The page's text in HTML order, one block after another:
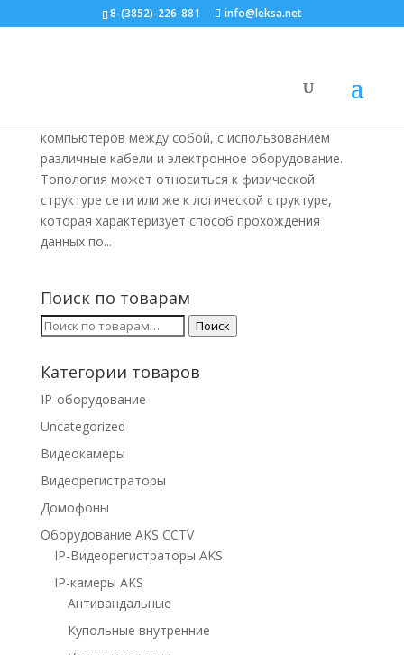
8-(3852)-226-881 info@leksa.net
компьютеров между собой, с использованием
различные кабели и электронное оборудование.
Топология может относиться к физической
структуре сети или же к логической структуре,
которая характеризует способ прохождения
данных по...
Поиск по товарам
Искать: Поиск
Категории товаров
IP-оборудование
Uncategorized
Видеокамеры
Видеорегистраторы
Домофоны
Оборудование AKS CCTV
IP-Видеорегистраторы AKS
IP-камеры AKS
Антивандальные
Купольные внутренние